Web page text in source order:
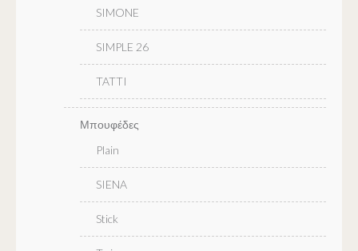
SIMONE
SIMPLE 26
TATTI
Μπουφέδες
Plain
SIENA
Stick